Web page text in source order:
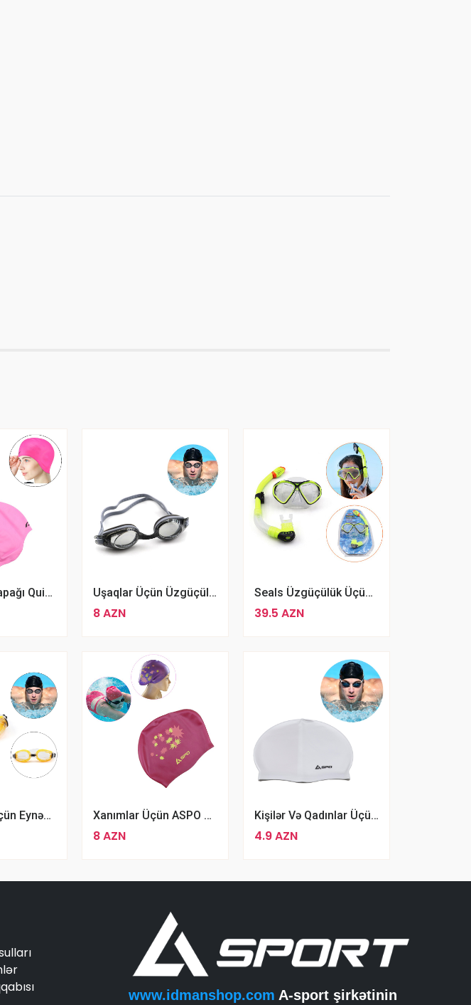
Üzgüçülük Papağı Quick Papaq Çəhayı Uşaqlar Üçün Üzgüçülük Üçün Eynək Altis 01 Boz Rengli
8 AZN
Seals Üzgüçülük Üçün Maska Boru Ilə
39.5 AZN
Üzgüçülük Üçün Eynəyi Swim 319AF, Silikon, Sarı Rengli Xanımlar Üçün ASPO Üzgüçülük Papağı
8 AZN
Kişilər Və Qadınlar Üçün Xüsusi Dizaynda ASPO Rezin Üzgüçülük Papağı
4.9 AZN
www.idmanshop.com A-sport şirkətinin